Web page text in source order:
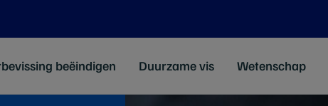
beëindigen Duurzame vis Wetenschap